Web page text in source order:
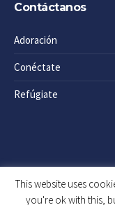
Contáctanos
Adoración
Conéctate
Refúgiate
This website uses
you're ok with this,